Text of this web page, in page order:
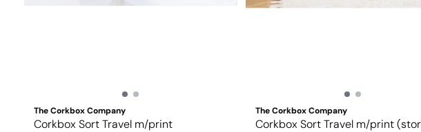
The Corkbox Company
Corkbox Sort Travel m/print
The Corkbox Company
Corkbox Sort Travel m/print